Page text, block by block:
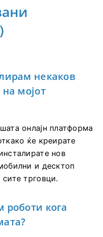
некаков
мојот
онлајн платформа
ќе креирате
нов
и десктоп
трговци.
кога